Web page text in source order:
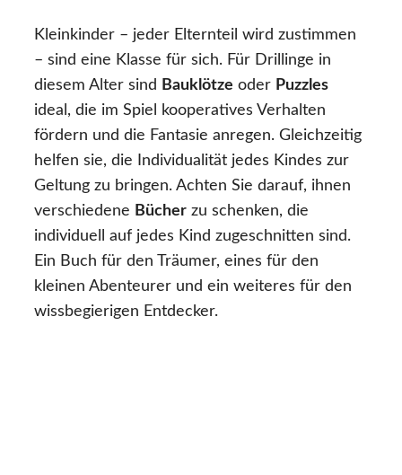
Kleinkinder – jeder Elternteil wird zustimmen
– sind eine Klasse für sich. Für Drillinge in
diesem Alter sind Bauklötze oder Puzzles
ideal, die im Spiel kooperatives Verhalten
fördern und die Fantasie anregen. Gleichzeitig
helfen sie, die Individualität jedes Kindes zur
Geltung zu bringen. Achten Sie darauf, ihnen
verschiedene Bücher zu schenken, die
individuell auf jedes Kind zugeschnitten sind.
Ein Buch für den Träumer, eines für den
kleinen Abenteurer und ein weiteres für den
wissbegierigen Entdecker.